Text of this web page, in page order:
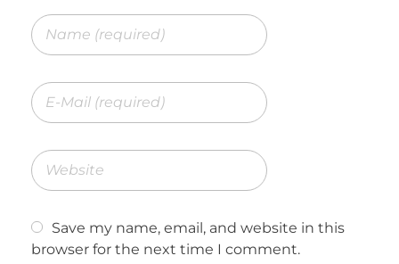
Save my name, email, and website in this
browser for the next time I comment.